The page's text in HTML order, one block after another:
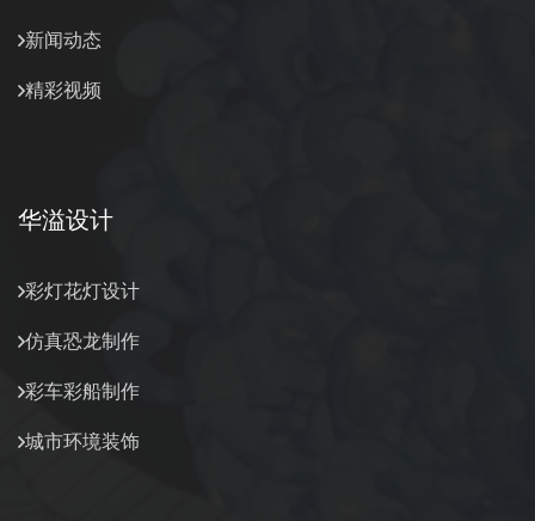
新闻动态
精彩视频
华溢设计
彩灯花灯设计
仿真恐龙制作
彩车彩船制作
城市环境装饰